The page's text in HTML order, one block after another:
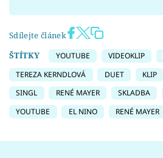
Sdílejte článek
ŠTÍTKY
YOUTUBE VIDEOKLIP
TEREZA KERNDLOVÁ
DUET KLIP
SINGL
RENÉ MAYER SKLADBA
YOUTUBE
EL NINO RENÉ MAYER